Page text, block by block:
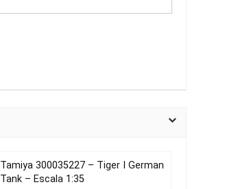
Tamiya 300035227 – Tiger I German
Tank – Escala 1:35